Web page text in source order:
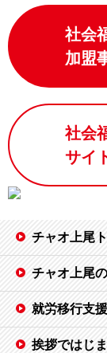
社会
加盟
社会
サイ
チャオ上尾
チャオ上尾
就労移行支
挨拶ではじ